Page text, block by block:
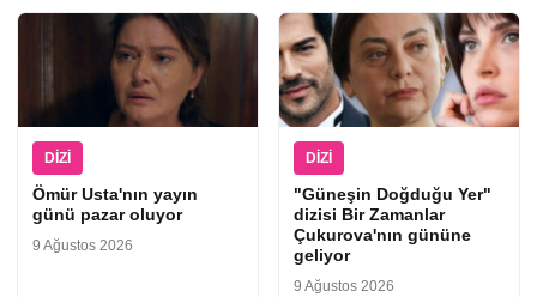
DIZI
Ömür Usta'nın yayın
günü pazar oluyor
9 Ağustos 2026
DIZI
"Güneşin Doğduğu Yer"
dizisi Bir Zamanlar
Çukurova'nın gününe
geliyor
9 Ağustos 2026